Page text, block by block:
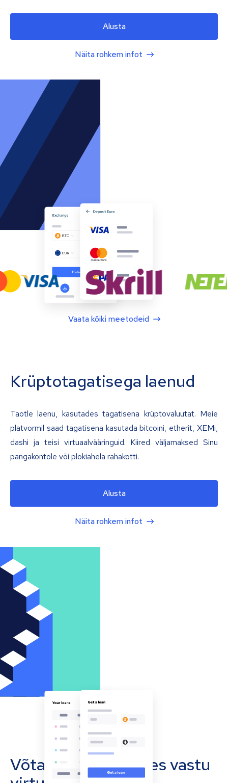
Alusta
Näita rohkem infot
Vaata kõiki meetodeid
Krüptotagatisega laenud
Taotle laenu, kasutades tagatisena krüptovaluutat. Meie
platvormil saad tagatisena kasutada bitcoini, etherit, XEMi,
dashi ja teisi virtuaalvääringuid. Kiired väljamaksed Sinu
pangakontole või plokiahela rahakotti.
Alusta
Näita rohkem infot
Võta oma ettevõttes vastu